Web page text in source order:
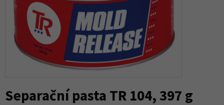
Separační pasta TR 104, 397 g